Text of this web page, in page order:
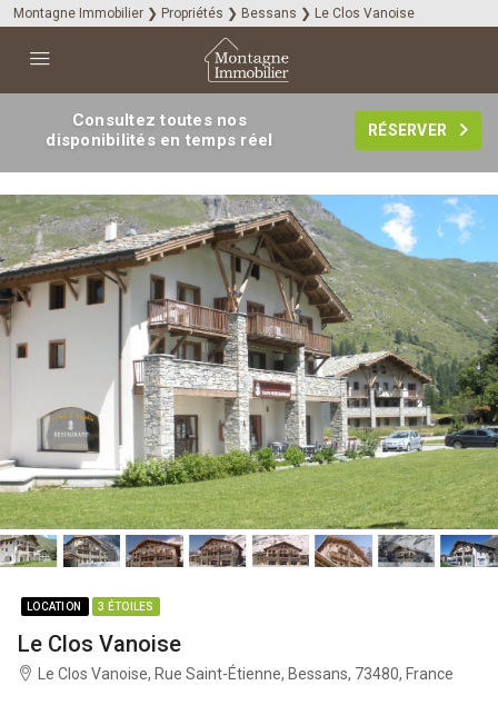
Montagne Immobilier ❯ Propriétés ❯ Bessans ❯ Le Clos Vanoise
Consultez toutes nos
disponibilités en temps réel
RÉSERVER
LOCATION 3 ÉTOILES
Le Clos Vanoise
Le Clos Vanoise, Rue Saint-Étienne, Bessans, 73480, France